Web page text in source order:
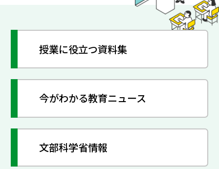
授業に役立つ資料集
今がわかる教育ニュース
文部科学省情報